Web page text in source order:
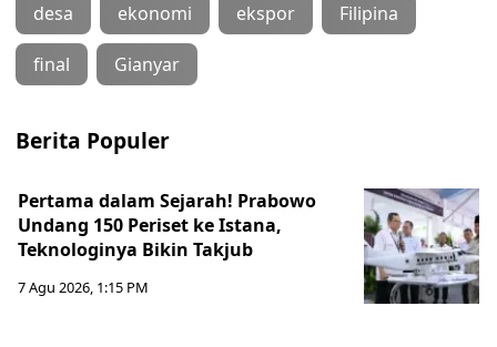
desa ekonomi ekspor Filipina
final Gianyar
Berita Populer
Pertama dalam Sejarah! Prabowo
Undang 150 Periset ke Istana,
Teknologinya Bikin Takjub
7 Agu 2026, 1:15 PM